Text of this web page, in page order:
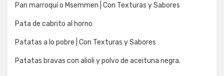
Pan marroquí o Msemmen | Con Texturas y Sabores
Pata de cabrito al horno
Patatas a lo pobre | Con Texturas y Sabores
Patatas bravas con alioli y polvo de aceituna negra.